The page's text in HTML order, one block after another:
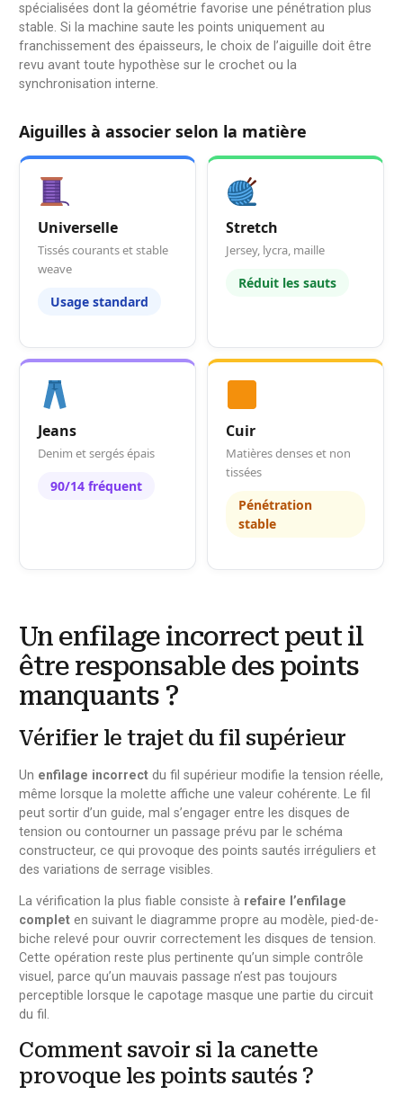
spécialisées dont la géométrie favorise une pénétration plus
stable. Si la machine saute les points uniquement au
franchissement des épaisseurs, le choix de l’aiguille doit être
revu avant toute hypothèse sur le crochet ou la
synchronisation interne.
Aiguilles à associer selon la matière
Universelle
Tissés courants et stable
weave
Usage standard
Stretch
Jersey, lycra, maille
Réduit les sauts
Jeans
Denim et sergés épais
90/14 fréquent
Cuir
Matières denses et non
tissées
Pénétration
stable
Un enfilage incorrect peut il
être responsable des points
manquants ?
Vérifier le trajet du fil supérieur
Un enfilage incorrect du fil supérieur modifie la tension réelle,
même lorsque la molette affiche une valeur cohérente. Le fil
peut sortir d’un guide, mal s’engager entre les disques de
tension ou contourner un passage prévu par le schéma
constructeur, ce qui provoque des points sautés irréguliers et
des variations de serrage visibles.
La vérification la plus fiable consiste à refaire l’enfilage
complet en suivant le diagramme propre au modèle, pied-de-
biche relevé pour ouvrir correctement les disques de tension.
Cette opération reste plus pertinente qu’un simple contrôle
visuel, parce qu’un mauvais passage n’est pas toujours
perceptible lorsque le capotage masque une partie du circuit
du fil.
Comment savoir si la canette
provoque les points sautés ?